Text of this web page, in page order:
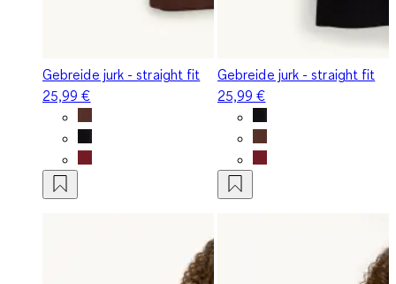
Gebreide jurk - straight fit
25,99 €
Gebreide jurk - straight fit
25,99 €